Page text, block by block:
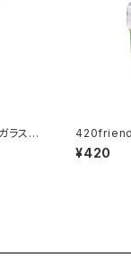
ぎ薬）／
¥420